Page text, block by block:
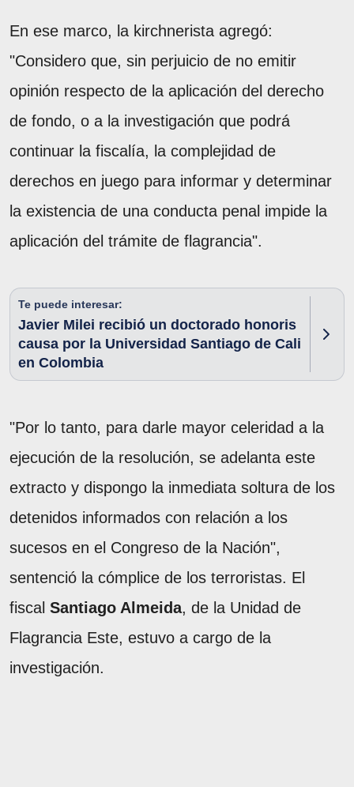
En ese marco, la kirchnerista agregó:
"Considero que, sin perjuicio de no emitir
opinión respecto de la aplicación del derecho
de fondo, o a la investigación que podrá
continuar la fiscalía, la complejidad de
derechos en juego para informar y determinar
la existencia de una conducta penal impide la
aplicación del trámite de flagrancia".
Te puede interesar:
Javier Milei recibió un doctorado honoris
causa por la Universidad Santiago de Cali
en Colombia
"Por lo tanto, para darle mayor celeridad a la
ejecución de la resolución, se adelanta este
extracto y dispongo la inmediata soltura de los
detenidos informados con relación a los
sucesos en el Congreso de la Nación",
sentenció la cómplice de los terroristas. El
fiscal Santiago Almeida, de la Unidad de
Flagrancia Este, estuvo a cargo de la
investigación.